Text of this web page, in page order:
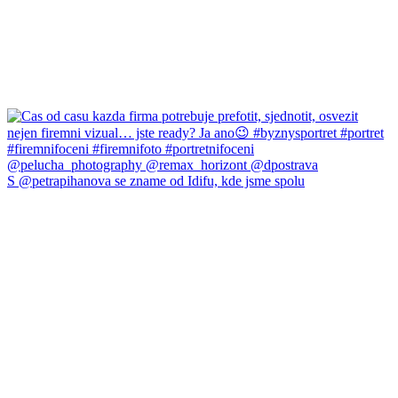
S @petrapihanova se zname od Idifu, kde jsme spolu